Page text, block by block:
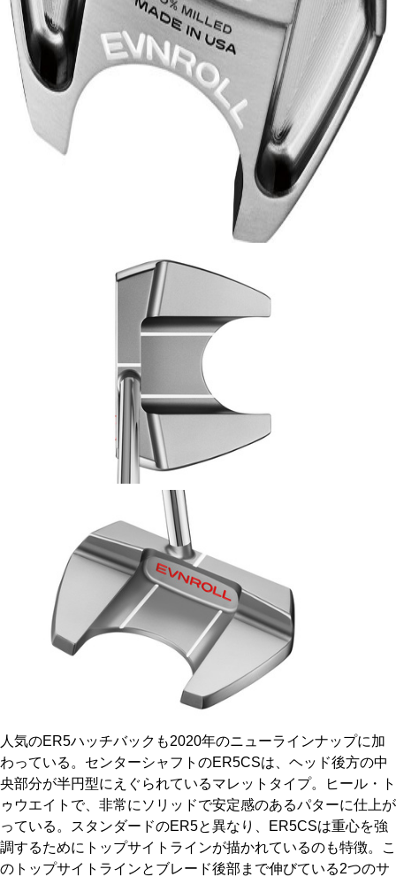
人気のER5ハッチバックも2020年のニューラインナップに加
わっている。センターシャフトのER5CSは、ヘッド後方の中
央部分が半円型にえぐられているマレットタイプ。ヒール・ト
ゥウエイトで、非常にソリッドで安定感のあるパターに仕上が
っている。スタンダードのER5と異なり、ER5CSは重心を強
調するためにトップサイトラインが描かれているのも特徴。こ
のトップサイトラインとブレード後部まで伸びている2つのサ